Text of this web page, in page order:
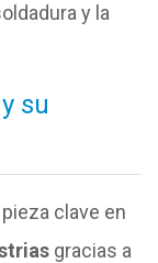
y la
su
clave en
gracias a